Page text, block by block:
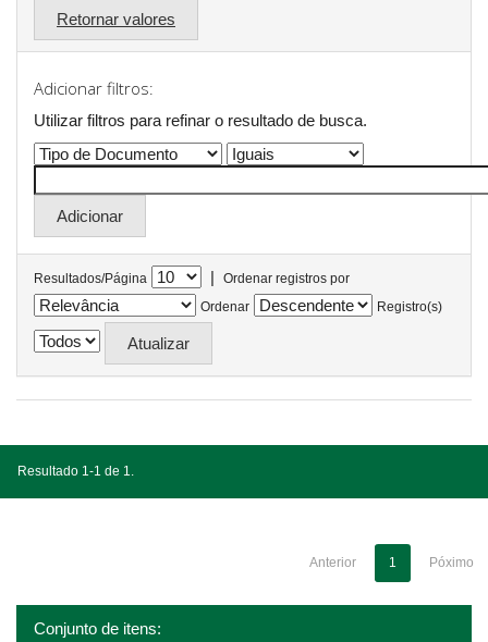
Retornar valores
Adicionar filtros:
Utilizar filtros para refinar o resultado de busca.
Resultados/Página |
Ordenar registros por
Ordenar
Registro(s)
Resultado 1-1 de 1.
Anterior 1 Póximo
Conjunto de itens: